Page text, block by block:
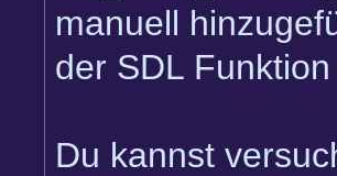
manuell
der SDL
Du kannst